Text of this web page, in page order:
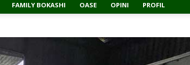
FAMILY BOKASHI OASE OPINI PROFIL